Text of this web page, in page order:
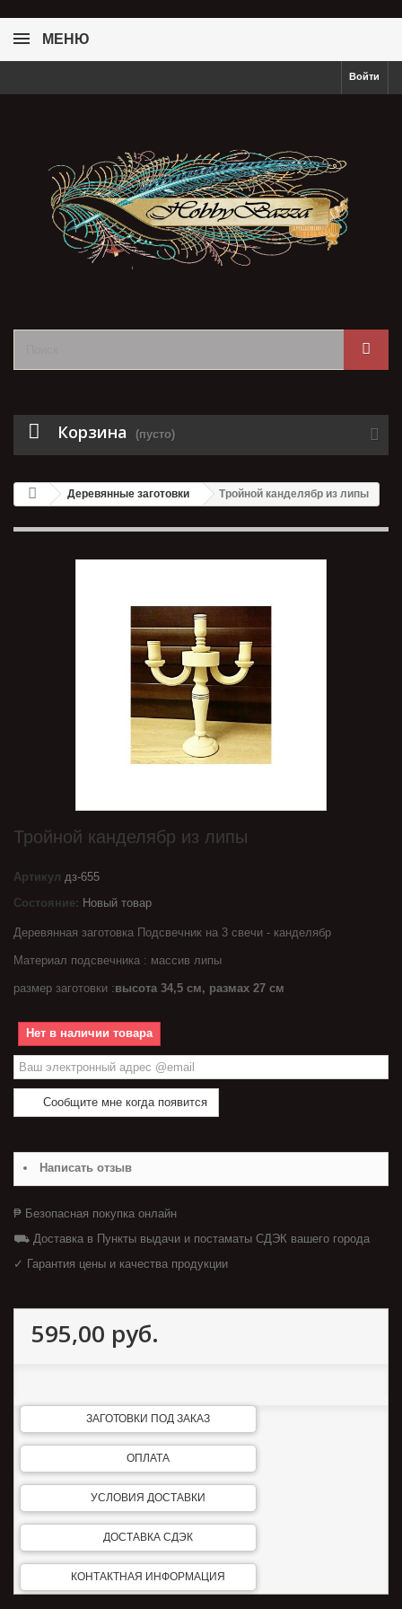
МЕНЮ
Войти
Корзина (пусто)
Деревянные заготовки Тройной канделябр из липы
Тройной канделябр из липы
Артикул дз-655
Состояние: Новый товар
Деревянная заготовка Подсвечник на 3 свечи - канделябр
Материал подсвечника : массив липы
размер заготовки :высота 34,5 см, размах 27 см
Нет в наличии товара
Сообщите мне когда появится
Написать отзыв
₱ Безопасная покупка онлайн
⛟ Доставка в Пункты выдачи и постаматы СДЭК вашего города
✓ Гарантия цены и качества продукции
595,00 руб.
ЗАГОТОВКИ ПОД ЗАКАЗ
ОПЛАТА
УСЛОВИЯ ДОСТАВКИ
ДОСТАВКА СДЭК
КОНТАКТНАЯ ИНФОРМАЦИЯ